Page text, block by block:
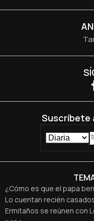
¿Cómo es que el papa
Lo cuentan recién
Ermitaños se reúnen con
Suscríbete